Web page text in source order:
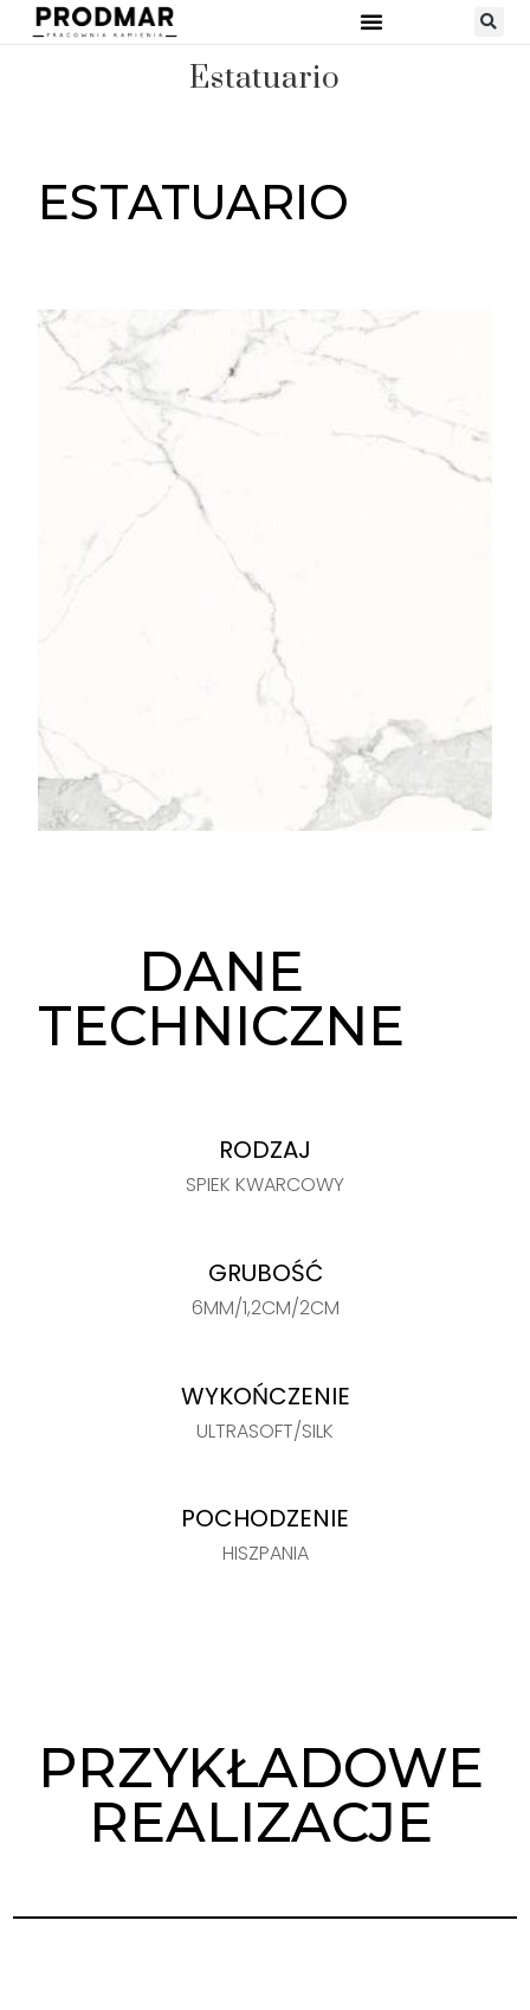
Estatuario
ESTATUARIO
DANE
TECHNICZNE
RODZAJ
SPIEK KWARCOWY
GRUBOŚĆ
6MM/1,2CM/2CM
WYKOŃCZENIE
ULTRASOFT/SILK
POCHODZENIE
HISZPANIA
PRZYKŁADOWE
REALIZACJE